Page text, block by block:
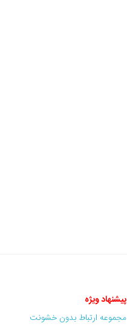
پیشنهاد ویژه
مجموعه ارتباط بدون خشونت